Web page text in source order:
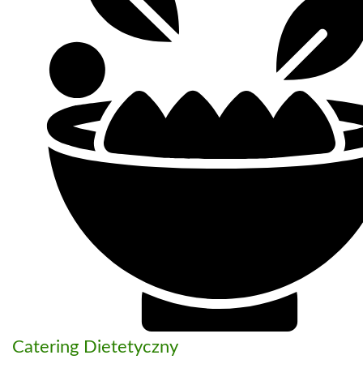
Catering Dietetyczny